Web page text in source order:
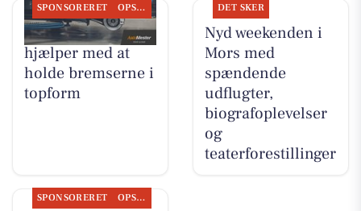
SPONSORERET OPSLAGSTAVLEN
GUMMI-OLE
hjælper med at
holde bremserne i
topform
DET SKER
Nyd weekenden i
Mors med
spændende
udflugter,
biografoplevelser
og
teaterforestillinger
SPONSORERET OPSLAGSTAVLEN